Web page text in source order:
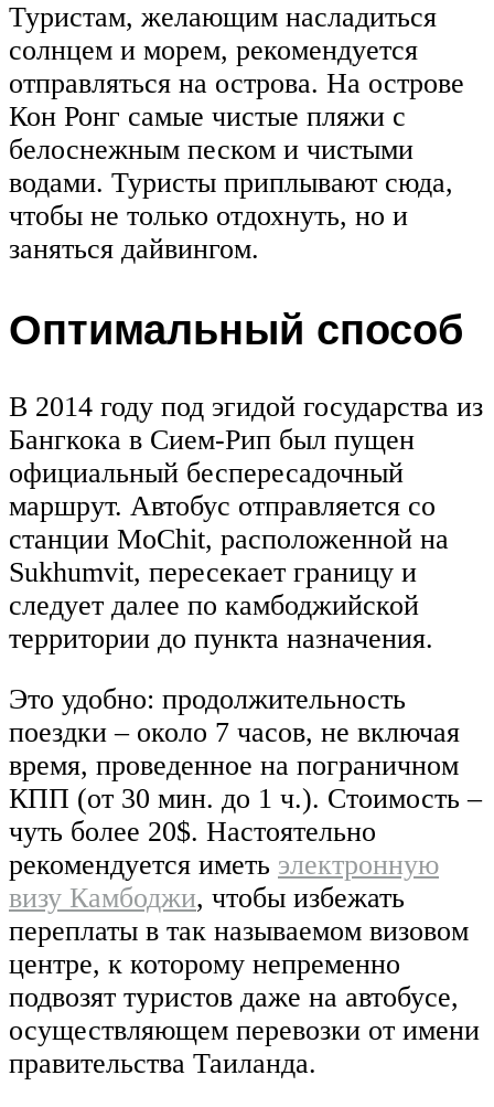
Туристам, желающим насладиться
солнцем и морем, рекомендуется
отправляться на острова. На острове
Кон Ронг самые чистые пляжи с
белоснежным песком и чистыми
водами. Туристы приплывают сюда,
чтобы не только отдохнуть, но и
заняться дайвингом.
Оптимальный способ
В 2014 году под эгидой государства из
Бангкока в Сием-Рип был пущен
официальный беспересадочный
маршрут. Автобус отправляется со
станции MoChit, расположенной на
Sukhumvit, пересекает границу и
следует далее по камбоджийской
территории до пункта назначения.
Это удобно: продолжительность
поездки – около 7 часов, не включая
время, проведенное на пограничном
КПП (от 30 мин. до 1 ч.). Стоимость –
чуть более 20$. Настоятельно
рекомендуется иметь электронную
визу Камбоджи, чтобы избежать
переплаты в так называемом визовом
центре, к которому непременно
подвозят туристов даже на автобусе,
осуществляющем перевозки от имени
правительства Таиланда.